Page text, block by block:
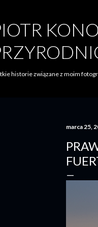
historie związane z moim
marca 25,